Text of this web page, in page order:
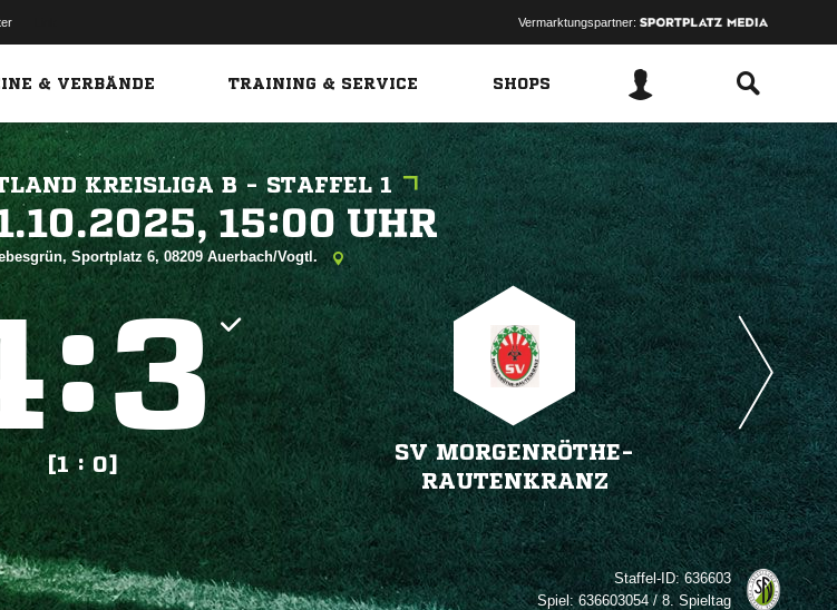
Vermarktungspartner:
& VERBÄNDE TRAINING & SERVICE SHOPS
KREISLIGA B - STAFFEL 1
  
Sportplatz 6, 08209 Auerbach/Vogtl.
:
[1 : 0]
SV MORGENRÖTHE-
RAUTENKRANZ
Staffel-ID:636603
Spiel:636603054 / 8. Spieltag